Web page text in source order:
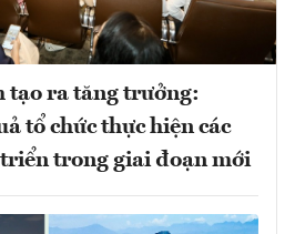
tạo ra tăng trưởng:
tổ chức thực hiện các
trong giai đoạn mới